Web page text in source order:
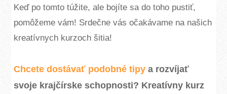
Keď po tomto túžite, ale bojíte sa do toho pustiť,
pomôžeme vám! Srdečne vás očakávame na našich
kreatívnych kurzoch šitia!
Chcete dostávať podobné tipy a rozvíjať
svoje krajčírske schopnosti? Kreatívny kurz